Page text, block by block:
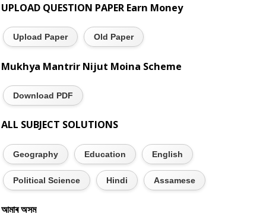
UPLOAD QUESTION PAPER Earn Money
Upload Paper Old Paper
Mukhya Mantrir Nijut Moina Scheme
Download PDF
ALL SUBJECT SOLUTIONS
Geography Education English
Political Science Hindi Assamese
আমাৰ অসম